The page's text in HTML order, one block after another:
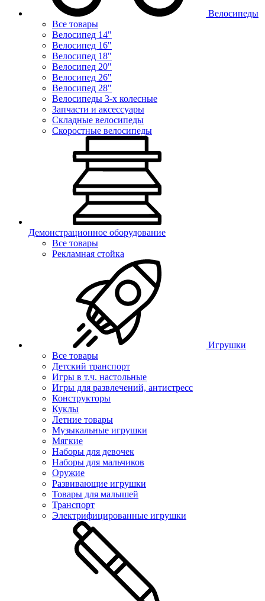
Велосипеды
Все товары
Велосипед 14"
Велосипед 16"
Велосипед 18"
Велосипед 20"
Велосипед 26"
Велосипед 28"
Велосипеды 3-х колесные
Запчасти и аксессуары
Складные велосипеды
Скоростные велосипеды
Демонстрационное оборудование
Все товары
Рекламная стойка
Игрушки
Все товары
Детский транспорт
Игры в т.ч. настольные
Игры для развлечений, антистресс
Конструкторы
Куклы
Летние товары
Музыкальные игрушки
Мягкие
Наборы для девочек
Наборы для мальчиков
Оружие
Развивающие игрушки
Товары для малышей
Транспорт
Электрифицированные игрушки